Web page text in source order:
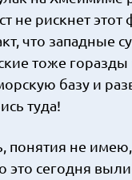
не рискнет
что западные
тоже
базу и
туда!
не
это сегодня